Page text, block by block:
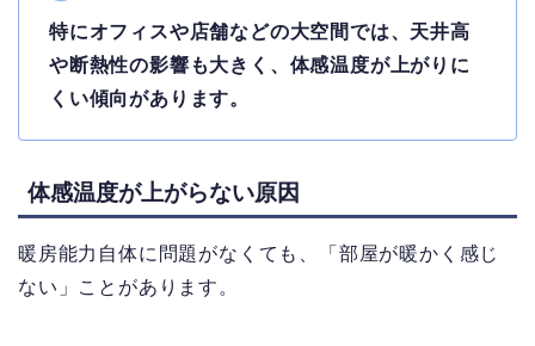
特にオフィスや店舗などの大空間では、天井高
や断熱性の影響も大きく、体感温度が上がりに
くい傾向があります。
体感温度が上がらない原因
暖房能力自体に問題がなくても、「部屋が暖かく感じ
ない」ことがあります。